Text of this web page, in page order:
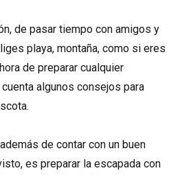
de pasar tiempo con amigos y
playa, montaña, como si eres
de preparar cualquier
algunos consejos para
de contar con un buen
es preparar la escapada con